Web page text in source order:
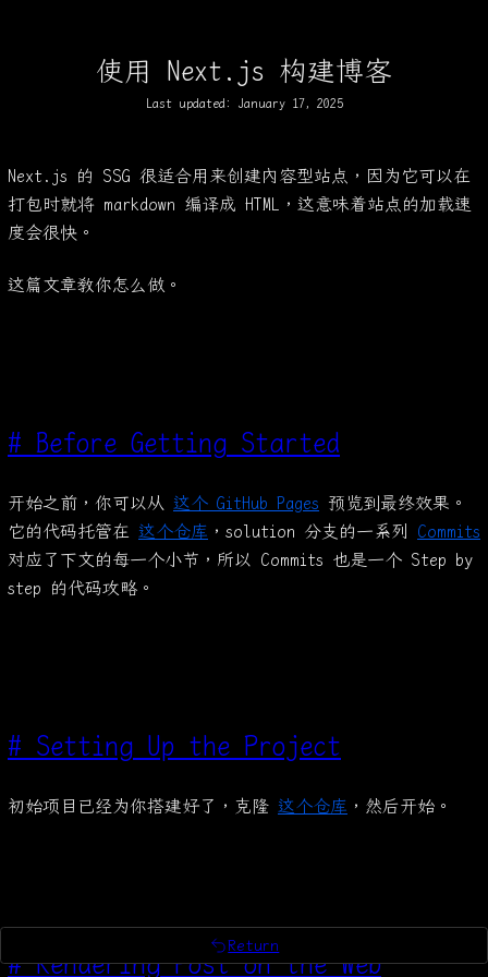
使用 Next.js 构建博客
Last updated: January 17, 2025
Next.js 的 SSG 很适合用来创建内容型站点，因为它可以在
打包时就将 markdown 编译成 HTML，这意味着站点的加载速
度会很快。
这篇文章教你怎么做。
# Before Getting Started
开始之前，你可以从 这个 GitHub Pages 预览到最终效果。
它的代码托管在 这个仓库 ，solution 分支的一系列 Commits
对应了下文的每一个小节，所以 Commits 也是一个 Step by
step 的代码攻略。
# Setting Up the Project
初始项目已经为你搭建好了，克隆 这个仓库 ，然后开始。
#Rendering Post on the Web
return
Return